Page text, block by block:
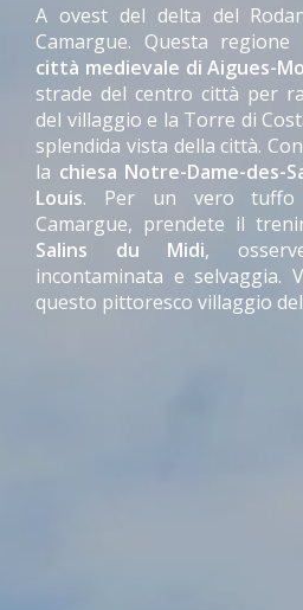
A ovest del delta del
Camargue. Questa
città medievale di Aigues-
strade del centro città per
del villaggio e la Torre di
splendida vista della città.
la chiesa Notre-Dame-des-
Louis. Per un vero tuffo
Camargue, prendete il
Salins du Midi,
incontaminata e selvaggia.
questo pittoresco villaggio del